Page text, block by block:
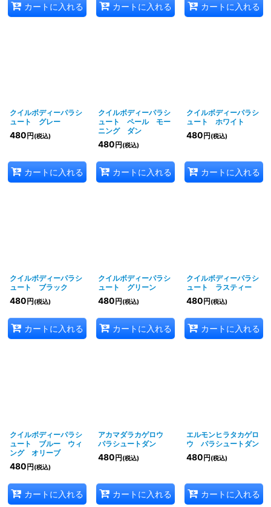
カートに入れる カートに入れる カートに入れる
クイルボディーパラシ
ュート グレー
480 円 (税込)
カートに入れる
クイルボディーパラシ
ュート ペール モー
ニング ダン
480 円 (税込)
カートに入れる
クイルボディーパラシ
ュート ホワイト
480 円 (税込)
カートに入れる
クイルボディーパラシ
ュート ブラック
480 円 (税込)
カートに入れる
クイルボディーパラシ
ュート グリーン
480 円 (税込)
カートに入れる
クイルボディーパラシ
ュート ラスティー
480 円 (税込)
カートに入れる
クイルボディーパラシ
ュート ブルー ウィ
ング オリーブ
480 円 (税込)
カートに入れる
アカマダラカゲロウ
パラシュートダン
480 円 (税込)
カートに入れる
エルモンヒラタカゲロ
ウ パラシュートダン
480 円 (税込)
カートに入れる